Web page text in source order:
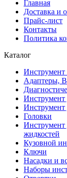
Главная
Доставка и
Прайс-лист
Контакты
Политика
Каталог
Инструмент
Адаптеры,
Инструмент
Головки
Инструмент
жидкостей
Кузовной
Ключи
Насадки и
Наборы